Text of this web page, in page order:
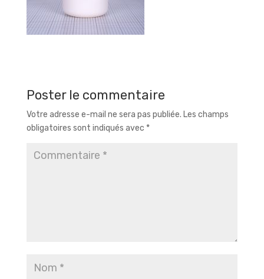
Poster le commentaire
Votre adresse e-mail ne sera pas publiée. Les champs
obligatoires sont indiqués avec *